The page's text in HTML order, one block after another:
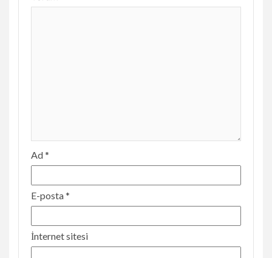
Ad*
E-posta*
İnternet sitesi